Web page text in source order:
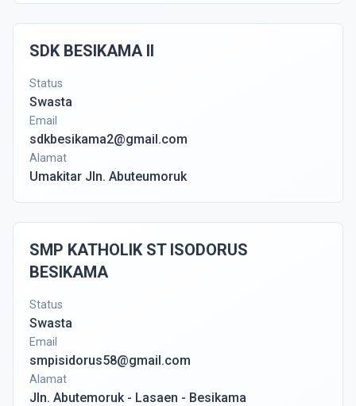
SDK BESIKAMA II
Status
Swasta
Email
sdkbesikama2@gmail.com
Alamat
Umakitar Jln. Abuteumoruk
SMP KATHOLIK ST ISODORUS
BESIKAMA
Status
Swasta
Email
smpisidorus58@gmail.com
Alamat
Jln. Abutemoruk - Lasaen - Besikama